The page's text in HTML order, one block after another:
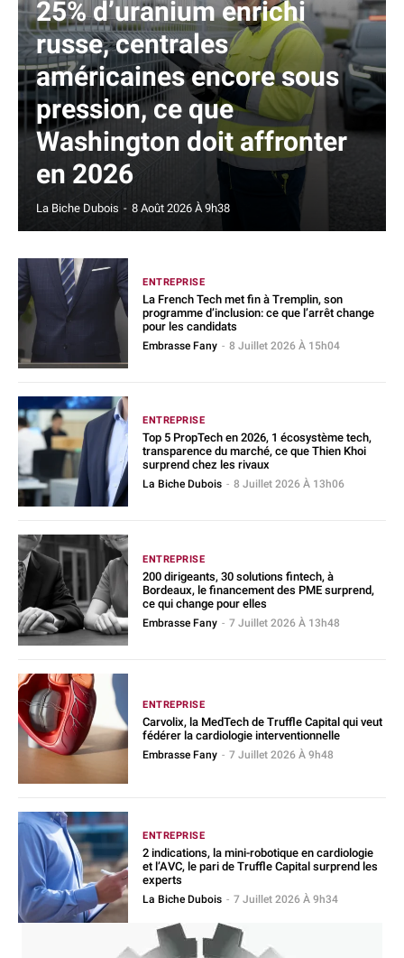
25% d’uranium enrichi
russe, centrales
américaines encore sous
pression, ce que
Washington doit affronter
en 2026
La Biche Dubois - 8 Août 2026 À 9h38
ENTREPRISE
La French Tech met fin à Tremplin, son
programme d’inclusion: ce que l’arrêt change
pour les candidats
Embrasse Fany - 8 Juillet 2026 À 15h04
ENTREPRISE
Top 5 PropTech en 2026, 1 écosystème tech,
transparence du marché, ce que Thien Khoi
surprend chez les rivaux
La Biche Dubois - 8 Juillet 2026 À 13h06
ENTREPRISE
200 dirigeants, 30 solutions fintech, à
Bordeaux, le financement des PME surprend,
ce qui change pour elles
Embrasse Fany - 7 Juillet 2026 À 13h48
ENTREPRISE
Carvolix, la MedTech de Truffle Capital qui veut
fédérer la cardiologie interventionnelle
Embrasse Fany - 7 Juillet 2026 À 9h48
ENTREPRISE
2 indications, la mini-robotique en cardiologie
et l’AVC, le pari de Truffle Capital surprend les
experts
La Biche Dubois - 7 Juillet 2026 À 9h34